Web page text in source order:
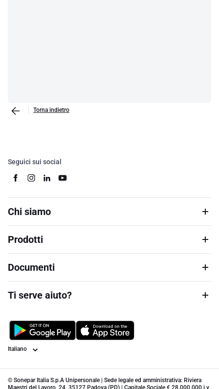
Torna indietro
Seguici sui social
Chi siamo
Prodotti
Documenti
Ti serve aiuto?
Lingua
© Sonepar Italia S.p.A Unipersonale | Sede legale ed amministrativa: Riviera
Maestri del Lavoro, 24, 35127 Padova (PD) | Capitale Sociale € 28.000.000 i.v.